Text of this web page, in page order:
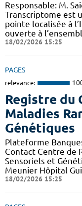
Responsable: M.
Transcriptome est
pointe localisée à
ouverte à
18/02/2026 15:25
PAGES
relevance:
Registre du
Maladies
Génétiques
Plateforme
Contact Centre de
Sensoriels et
Meunier Hôpital
18/02/2026 15:25